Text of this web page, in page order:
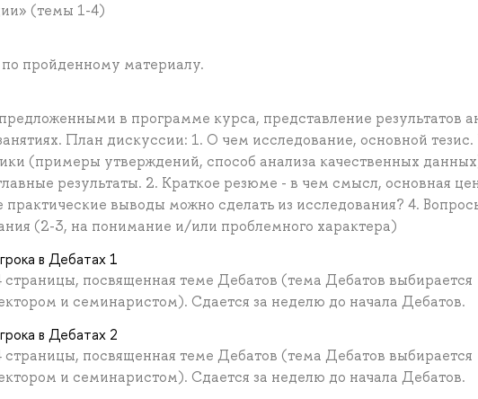
(темы 1-4)
пройденному материалу.
в программе курса, представление результатов
План дискуссии: 1. О чем исследование, основной тезис.
(примеры утверждений, способ анализа качественных
результаты. 2. Краткое резюме - в чем смысл, основная
практические выводы можно сделать из исследования? 4.
(2-3, на понимание и/или проблемного характера)
в Дебатах 1
страницы, посвященная теме Дебатов (тема Дебатов выбирается
и семинаристом). Сдается за неделю до начала Дебатов.
в Дебатах 2
страницы, посвященная теме Дебатов (тема Дебатов выбирается
и семинаристом). Сдается за неделю до начала Дебатов.